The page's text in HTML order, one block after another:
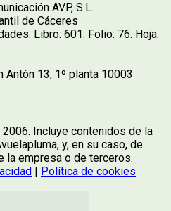
AVP, S.L.
de Cáceres
Libro: 601. Folio: 76. Hoja:
Antón 13, 1º planta 10003
Incluye contenidos de la
y, en su caso, de
la empresa o de terceros.
Política de cookies